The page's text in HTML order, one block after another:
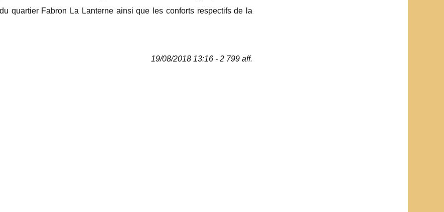
quartier Fabron La Lanterne ainsi que les conforts respectifs de la
19/08/2018 13:16 - 2 799 aff.